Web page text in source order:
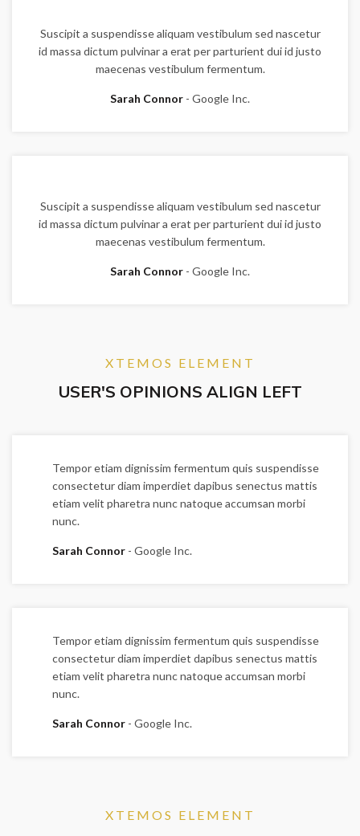
Suscipit a suspendisse aliquam vestibulum sed nascetur
id massa dictum pulvinar a erat per parturient dui id justo
maecenas vestibulum fermentum.
Sarah Connor Google Inc.
Suscipit a suspendisse aliquam vestibulum sed nascetur
id massa dictum pulvinar a erat per parturient dui id justo
maecenas vestibulum fermentum.
Sarah Connor Google Inc.
XTEMOS ELEMENT
USER'S OPINIONS ALIGN LEFT
Tempor etiam dignissim fermentum quis suspendisse
consectetur diam imperdiet dapibus senectus mattis
etiam velit pharetra nunc natoque accumsan morbi
nunc.
Sarah Connor Google Inc.
Tempor etiam dignissim fermentum quis suspendisse
consectetur diam imperdiet dapibus senectus mattis
etiam velit pharetra nunc natoque accumsan morbi
nunc.
Sarah Connor Google Inc.
XTEMOS ELEMENT